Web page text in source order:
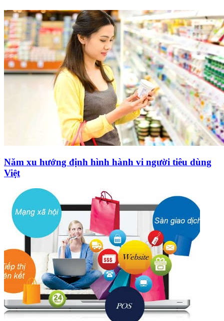
Năm xu hướng định hình hành vi người tiêu dùng
Việt